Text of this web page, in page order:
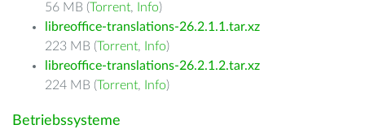
56 MB (Torrent, Info)
libreoffice-translations-26.2.1.1.tar.xz
223 MB (Torrent, Info)
libreoffice-translations-26.2.1.2.tar.xz
224 MB (Torrent, Info)
Betriebssysteme